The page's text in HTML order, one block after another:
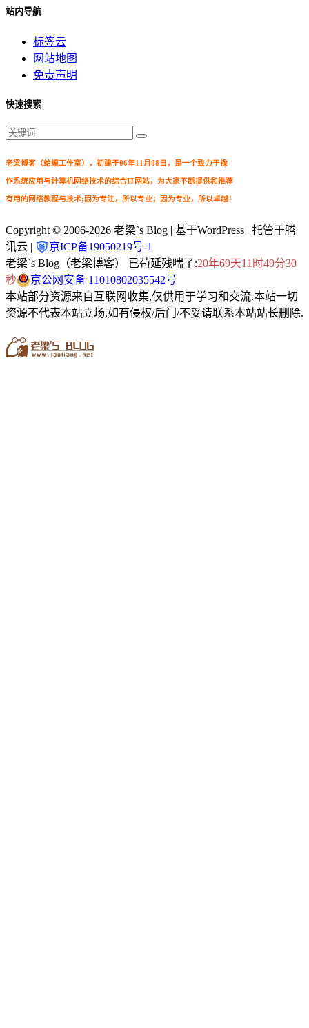
站内导航
标签云
网站地图
免责声明
快速搜索
老梁博客（蛤蟆工作室），初建于06年11月08日，是一个致力于操
作系统应用与计算机网络技术的综合IT网站，为大家不断提供和推荐
有用的网络教程与技术;因为专注，所以专业；因为专业，所以卓越！
Copyright © 2006-2026 老梁`s Blog | 基于WordPress | 托管于腾
讯云 |
京ICP备19050219号-1
老梁`s Blog（老梁博客） 已苟延残喘了:20年69天11时49分32
秒
京公网安备 11010802035542号
本站部分资源来自互联网收集,仅供用于学习和交流.本站一切
资源不代表本站立场,如有侵权/后门/不妥请联系本站站长删除.